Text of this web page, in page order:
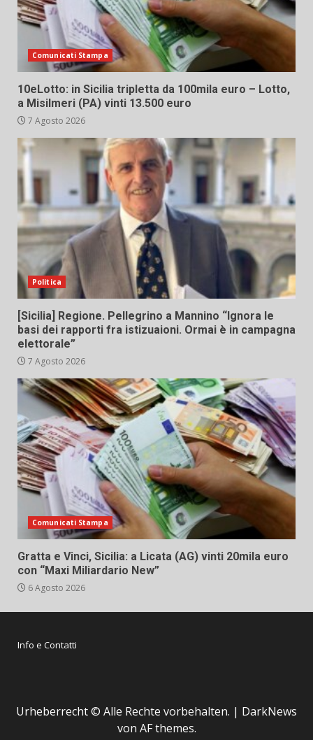
Comunicati Stampa
10eLotto: in Sicilia tripletta da 100mila euro – Lotto,
a Misilmeri (PA) vinti 13.500 euro
7 Agosto 2026
Politica
[Sicilia] Regione. Pellegrino a Mannino “Ignora le
basi dei rapporti fra istizuaioni. Ormai è in campagna
elettorale”
7 Agosto 2026
Comunicati Stampa
Gratta e Vinci, Sicilia: a Licata (AG) vinti 20mila euro
con “Maxi Miliardario New”
6 Agosto 2026
Info e Contatti
Urheberrecht © Alle Rechte vorbehalten. | DarkNews
von AF themes.